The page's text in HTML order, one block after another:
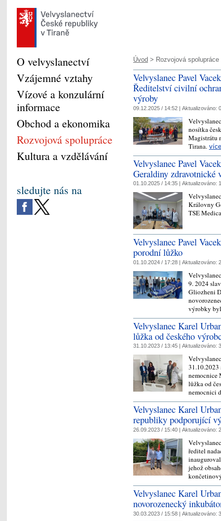
Úvod > Rozvojová spolupráce
Velvyslanec Pavel
Ředitelství civilní
výroby
09.12.2025 / 14:52 | Aktualizováno:
nosítka
Magistrátu
Tirana. více
Velvyslanec Pavel
Geraldiny zdravotnické
01.10.2025 / 14:35 | Aktualizováno:
Královny
TSE
Velvyslanec Pavel
porodní lůžko
01.10.2024 / 17:28 | Aktualizováno:
9. 2024
Gliozheni
výrobky
Velvyslanec Karel
lůžka od českého
31.10.2023 / 13:45 | Aktualizováno:
nemocnice
lůžka od
nemocnici
Velvyslanec Karel
republiky podporující
26.09.2023 / 15:40 | Aktualizováno:
ředitel
jehož
Velvyslanec Karel
novorozenecký
30.03.2023 / 15:58 | Aktualizováno:
O velvyslanectví
Vzájemné vztahy
Vízové a konzulární
informace
Obchod a ekonomika
Rozvojová spolupráce
Kultura a vzdělávání
sledujte nás na